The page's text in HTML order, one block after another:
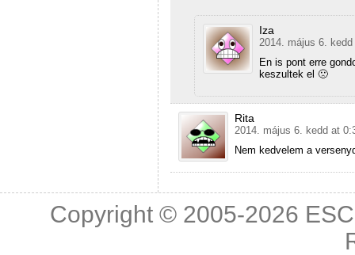
Iza
2014. május 6.
En is pont erre
keszultek el 🙁
Rita
2014. május 6. kedd at
Nem kedvelem a
Copyright © 2005-2026